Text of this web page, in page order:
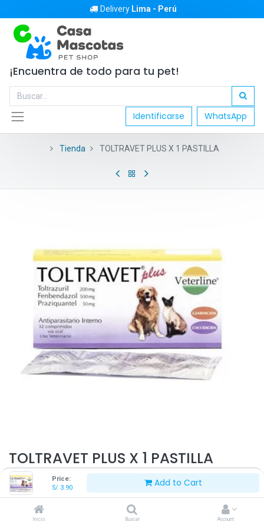
Price:
S/ 3.90 Add to Cart
Inicio Buscar Account
Delivery Lima - Perú
¡Encuentra de todo para tu pet!
Identificarse WhatsApp
Tienda TOLTRAVET PLUS X 1 PASTILLA
TOLTRAVET PLUS X 1 PASTILLA
S/3.90